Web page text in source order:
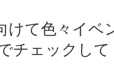
けて色々イ
チェックし